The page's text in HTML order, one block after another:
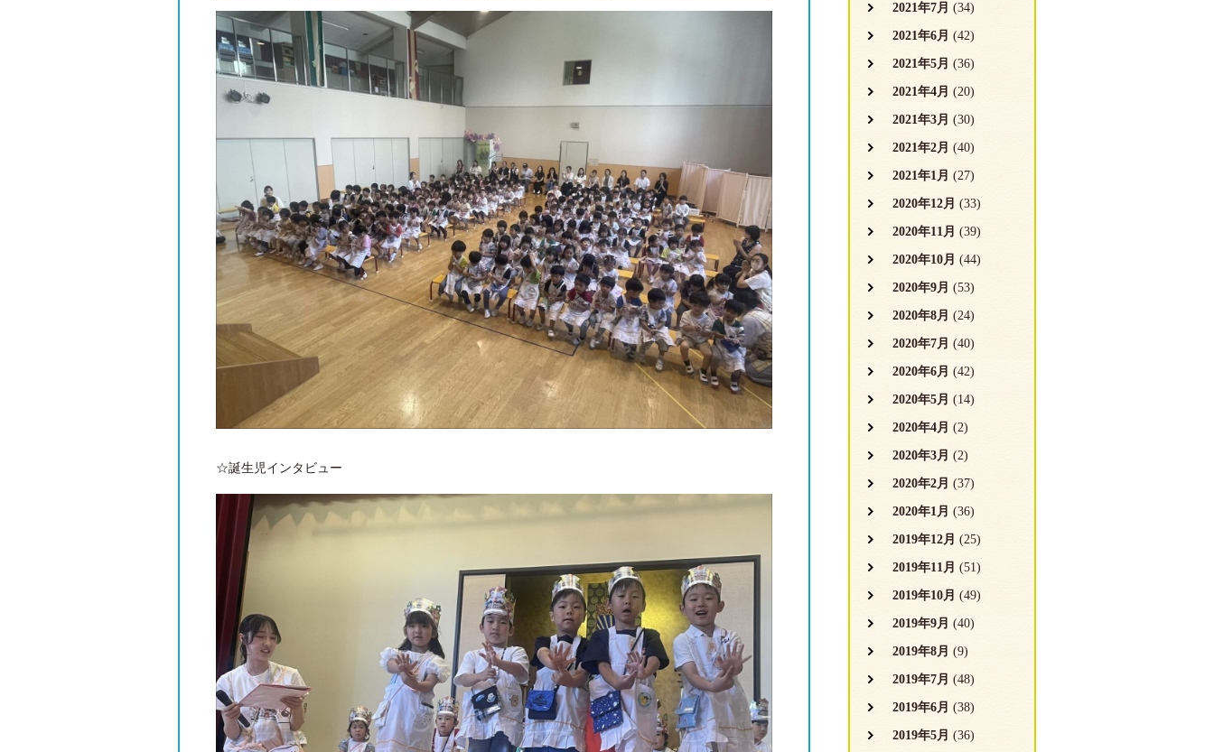
☆誕生児インタビュー
2021年7月 (34)
2021年6月 (42)
2021年5月 (36)
2021年4月 (20)
2021年3月 (30)
2021年2月 (40)
2021年1月 (27)
2020年12月 (33)
2020年11月 (39)
2020年10月 (44)
2020年9月 (53)
2020年8月 (24)
2020年7月 (40)
2020年6月 (42)
2020年5月 (14)
2020年4月 (2)
2020年3月 (2)
2020年2月 (37)
2020年1月 (36)
2019年12月 (25)
2019年11月 (51)
2019年10月 (49)
2019年9月 (40)
2019年8月 (9)
2019年7月 (48)
2019年6月 (38)
2019年5月 (36)